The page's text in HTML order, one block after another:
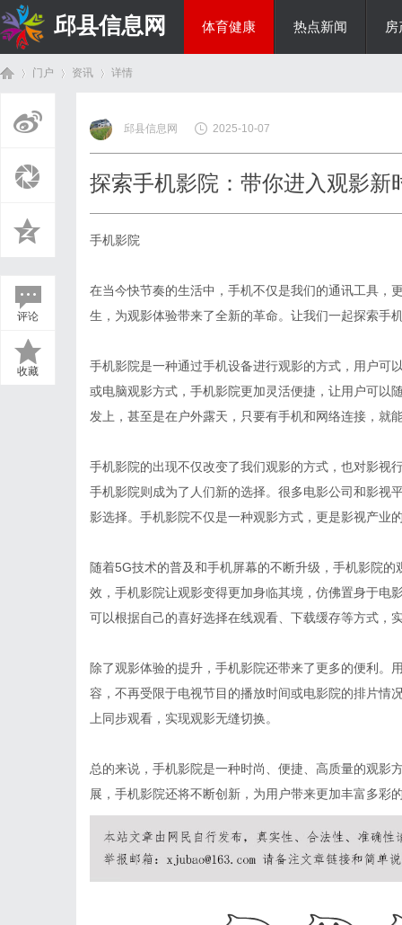
邱县信息网 体育健康 热点新闻
门户 资讯
›
详情
评论
收藏
邱县信息网 2025-10-07
探索手机影院：带你进入观影新
手机影院
在当今快节奏的生活中，手机不仅是我们的通讯工具，
生，为观影体验带来了全新的革命。让我们一起探索手
手机影院是一种通过手机设备进行观影的方式，用户可
或电脑观影方式，手机影院更加灵活便捷，让用户可以
发上，甚至是在户外露天，只要有手机和网络连接，就
手机影院的出现不仅改变了我们观影的方式，也对影视
手机影院则成为了人们新的选择。很多电影公司和影视
影选择。手机影院不仅是一种观影方式，更是影视产业
随着5G技术的普及和手机屏幕的不断升级，手机影院
效，手机影院让观影变得更加身临其境，仿佛置身于电
可以根据自己的喜好选择在线观看、下载缓存等方式，
除了观影体验的提升，手机影院还带来了更多的便利。
容，不再受限于电视节目的播放时间或电影院的排片情
上同步观看，实现观影无缝切换。
总的来说，手机影院是一种时尚、便捷、高质量的观影
展，手机影院还将不断创新，为用户带来更加丰富多彩